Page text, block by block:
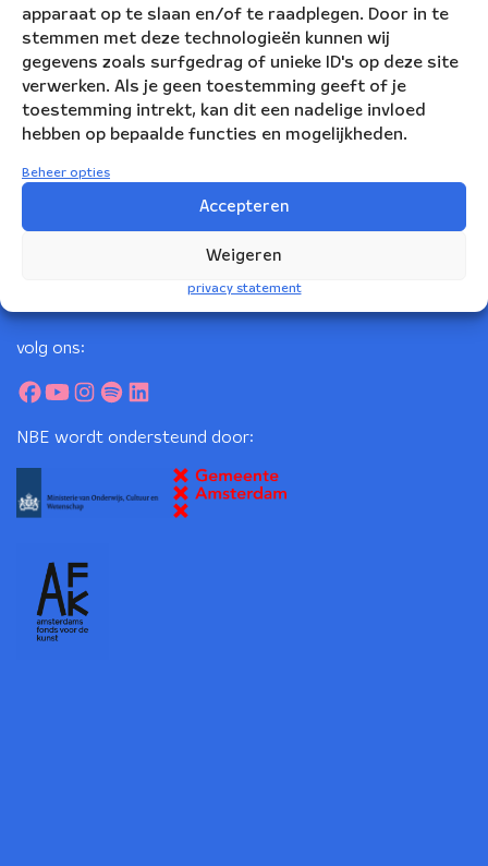
apparaat op te slaan en/of te raadplegen. Door in te
stemmen met deze technologieën kunnen wij
gegevens zoals surfgedrag of unieke ID's op deze site
verwerken. Als je geen toestemming geeft of je
toestemming intrekt, kan dit een nadelige invloed
hebben op bepaalde functies en mogelijkheden.
Beheer opties
Accepteren
Weigeren
privacy statement
Nederlands Blazers Ensemble
Korte Leidsedwarsstraat 12
volg ons:
NBE wordt ondersteund door: